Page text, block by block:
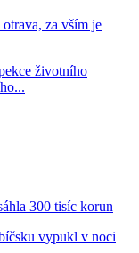
za vším je
životního
300 tisíc korun
vypukl v noci